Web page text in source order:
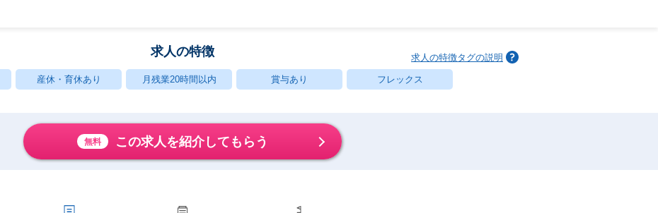
求人の特徴 求人の特徴タグの説明
産休・育休あり 月残業20時間以内 賞与あり フレックス
無料 この求人を紹介してもらう